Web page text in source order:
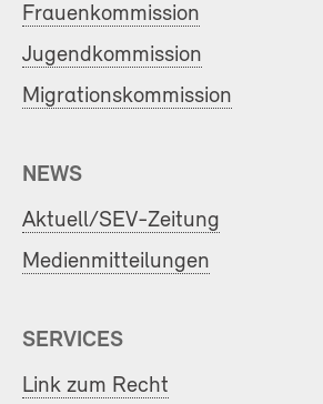
Frauenkommission
Jugendkommission
Migrationskommission
NEWS
Aktuell/SEV-Zeitung
Medienmitteilungen
SERVICES
Link zum Recht